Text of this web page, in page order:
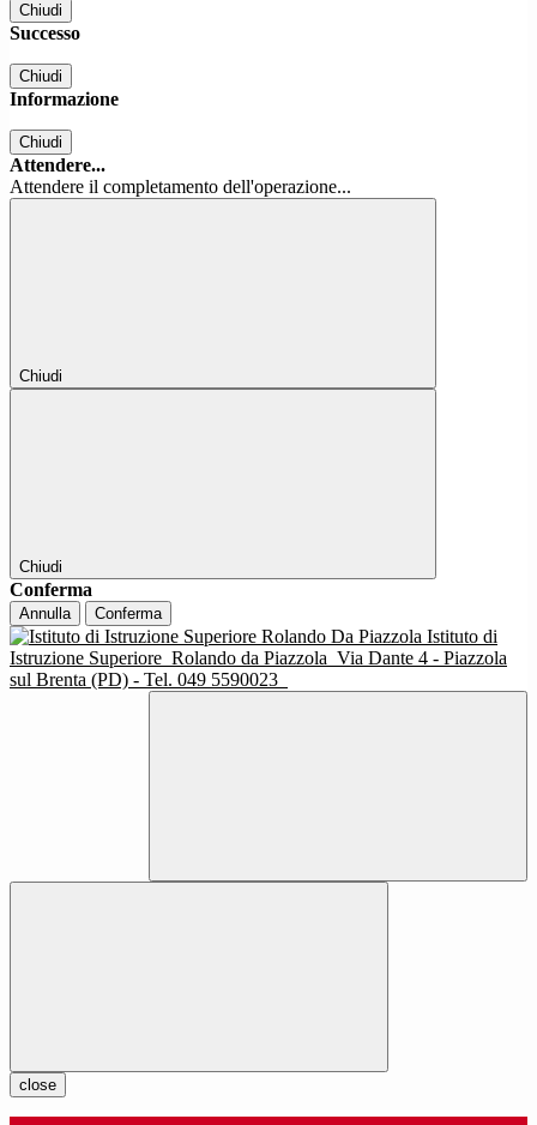
Chiudi
Successo
Chiudi
Informazione
Chiudi
Attendere...
Attendere il completamento dell'operazione...
Chiudi
Chiudi
Conferma
Annulla Conferma
Istituto di
Istruzione Superiore Rolando da Piazzola Via Dante 4 - Piazzola
sul Brenta (PD) - Tel. 049 5590023
close